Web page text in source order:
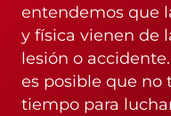
entendemos que
y física vienen de
lesión o
es posible que no
tiempo para